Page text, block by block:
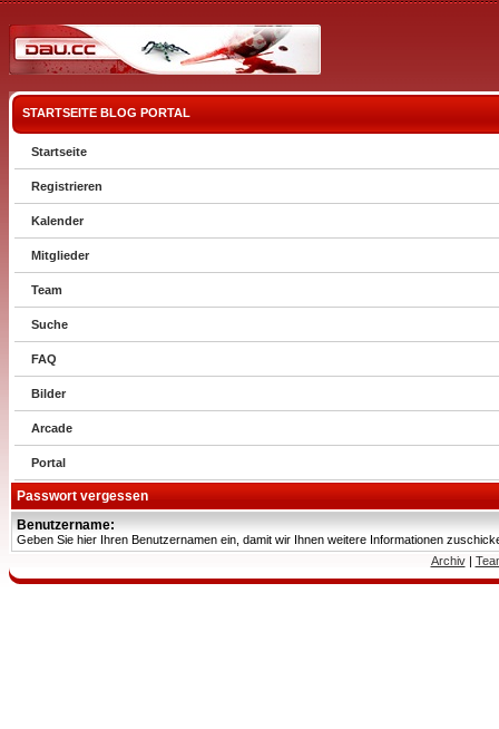
STARTSEITE BLOG PORTAL
Startseite
Registrieren
Kalender
Mitglieder
Team
Suche
FAQ
Bilder
Arcade
Portal
Passwort vergessen
Benutzername:
Geben Sie hier Ihren Benutzernamen ein, damit wir Ihnen weitere Informationen
Archiv|